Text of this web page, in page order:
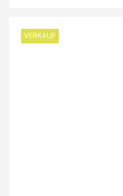
VERKAUF